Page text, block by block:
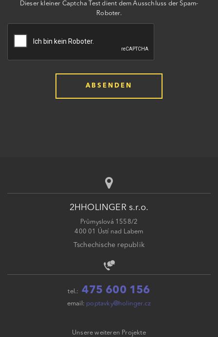
Dieser kleiner Captcha Test dient dem Ausschluss der Spam-
Roboter.
2HHOLINGER s.r.o.
Průmyslová 1558/2
400 01 Ústí nad Labem
Tschechische republik
tel.: 475 600 156
email: poptavky@holinger.cz
Unsere weiteren Projekte